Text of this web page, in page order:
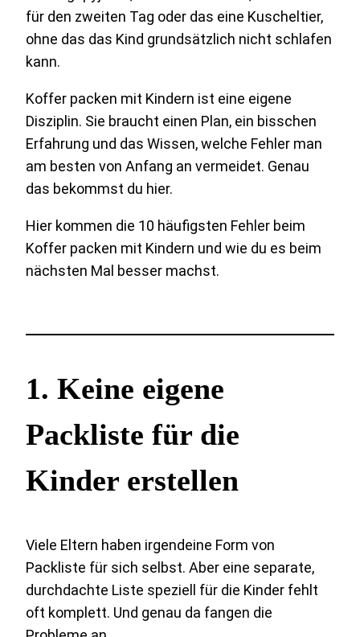
für den zweiten Tag oder das eine Kuscheltier,
ohne das das Kind grundsätzlich nicht schlafen
kann.
Koffer packen mit Kindern ist eine eigene
Disziplin. Sie braucht einen Plan, ein bisschen
Erfahrung und das Wissen, welche Fehler man
am besten von Anfang an vermeidet. Genau
das bekommst du hier.
Hier kommen die 10 häufigsten Fehler beim
Koffer packen mit Kindern und wie du es beim
nächsten Mal besser machst.
1. Keine eigene
Packliste für die
Kinder erstellen
Viele Eltern haben irgendeine Form von
Packliste für sich selbst. Aber eine separate,
durchdachte Liste speziell für die Kinder fehlt
oft komplett. Und genau da fangen die